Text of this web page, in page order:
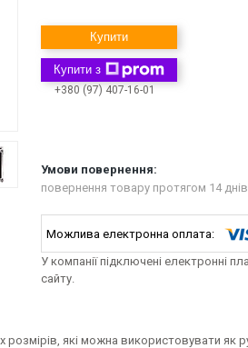
Купити
Купити з
+380 (97) 407-16-01
повернення товару протягом 14 днів
У компанії підключені електронні
сайту.
які можна використовувати як